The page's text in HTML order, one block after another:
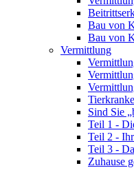
Bau von
Bau von
Vermittlung
Sind Sie
Teil 1 -
Teil 2 -
Teil 3 -
Zuhause